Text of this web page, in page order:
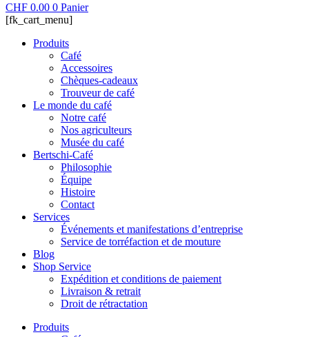
CHF 0.00 0 Panier
[fk_cart_menu]
Produits
Café
Accessoires
Chèques-cadeaux
Trouveur de café
Le monde du café
Notre café
Nos agriculteurs
Musée du café
Bertschi-Café
Philosophie
Équipe
Histoire
Contact
Services
Événements et manifestations d’entreprise
Service de torréfaction et de mouture
Blog
Shop Service
Expédition et conditions de paiement
Livraison & retrait
Droit de rétractation
Produits